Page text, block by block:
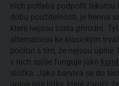
nich potřeba podpořit
dobu použitelnosti, je henna
které nejsou zcela přírodní.
alternativou ke klasickým
počítat s tím, že nejsou úplně
v nich spíše funguje jako
složka. Jako barviva se do